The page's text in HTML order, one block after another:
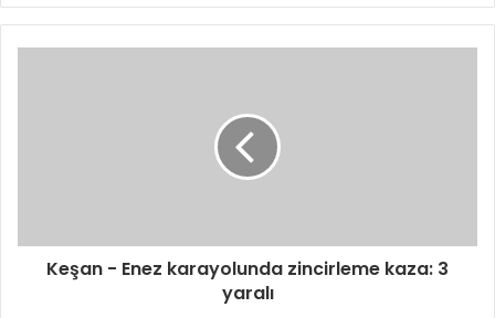
Keşan - Enez karayolunda zincirleme kaza: 3
yaralı